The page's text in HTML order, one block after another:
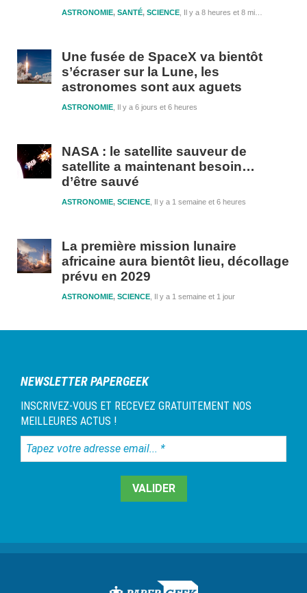
Il y a 8 heures et 8 minutes
ASTRONOMIE, SANTÉ, SCIENCE
Une fusée de SpaceX va bientôt
s’écraser sur la Lune, les
astronomes sont aux aguets
Il y a 6 jours et 6 heures
ASTRONOMIE
NASA : le satellite sauveur de
satellite a maintenant besoin…
d’être sauvé
Il y a 1 semaine et 6 heures
ASTRONOMIE, SCIENCE
La première mission lunaire
africaine aura bientôt lieu, décollage
prévu en 2029
Il y a 1 semaine et 1 jour
ASTRONOMIE, SCIENCE
NEWSLETTER PAPERGEEK
INSCRIVEZ-VOUS ET RECEVEZ GRATUITEMENT NOS
MEILLEURES ACTUS !
Tapez
votre